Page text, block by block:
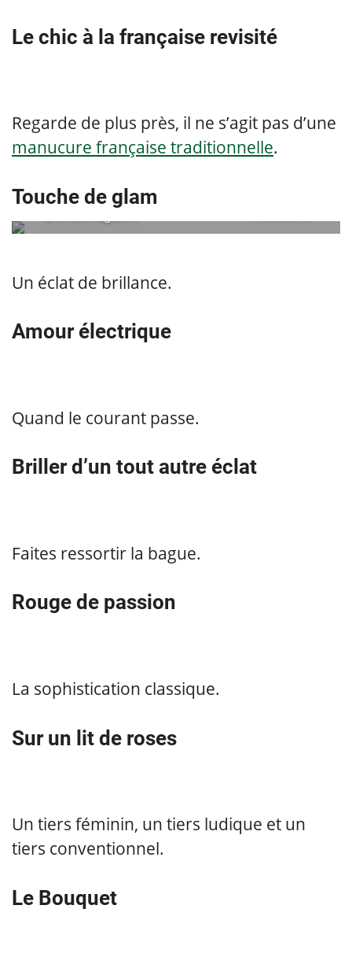
Le chic à la française revisité
Regarde de plus près, il ne s’agit pas d’une
manucure française traditionnelle.
Touche de glam
Un éclat de brillance.
Amour électrique
Quand le courant passe.
Briller d’un tout autre éclat
Faites ressortir la bague.
Rouge de passion
La sophistication classique.
Sur un lit de roses
Un tiers féminin, un tiers ludique et un
tiers conventionnel.
Le Bouquet